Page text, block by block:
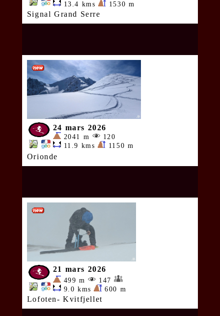
13.4 kms 1530 m
Signal Grand Serre
24 mars 2026
2041 m
120
11.9 kms
1150 m
Orionde
21 mars 2026
499 m
147
9.0 kms
600 m
Lofoten- Kvitfjellet